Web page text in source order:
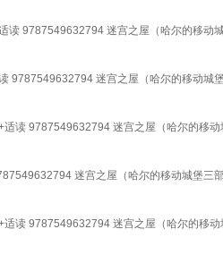
读 9787549632794 迷宫之屋（哈尔的移动
9787549632794 迷宫之屋（哈尔的移动城
读 9787549632794 迷宫之屋（哈尔的移
迷宫之屋（哈尔的移动城堡三
读 9787549632794 迷宫之屋（哈尔的移